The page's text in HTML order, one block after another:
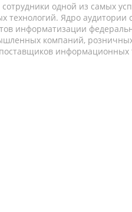
одной из самых
технологий. Ядро аудитории
информатизации
компаний,
информационных